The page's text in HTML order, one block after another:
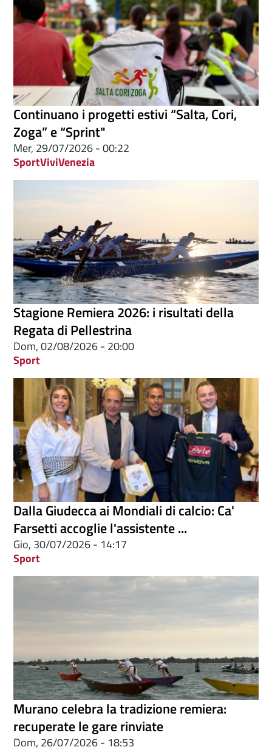
Continuano i progetti estivi “Salta, Cori,
Zoga” e “Sprint"
Mer, 29/07/2026 - 00:22
SportViviVenezia
Stagione Remiera 2026: i risultati della
Regata di Pellestrina
Dom, 02/08/2026 - 20:00
Sport
Dalla Giudecca ai Mondiali di calcio: Ca'
Farsetti accoglie l'assistente ...
Gio, 30/07/2026 - 14:17
Sport
Murano celebra la tradizione remiera:
recuperate le gare rinviate
Dom, 26/07/2026 - 18:53